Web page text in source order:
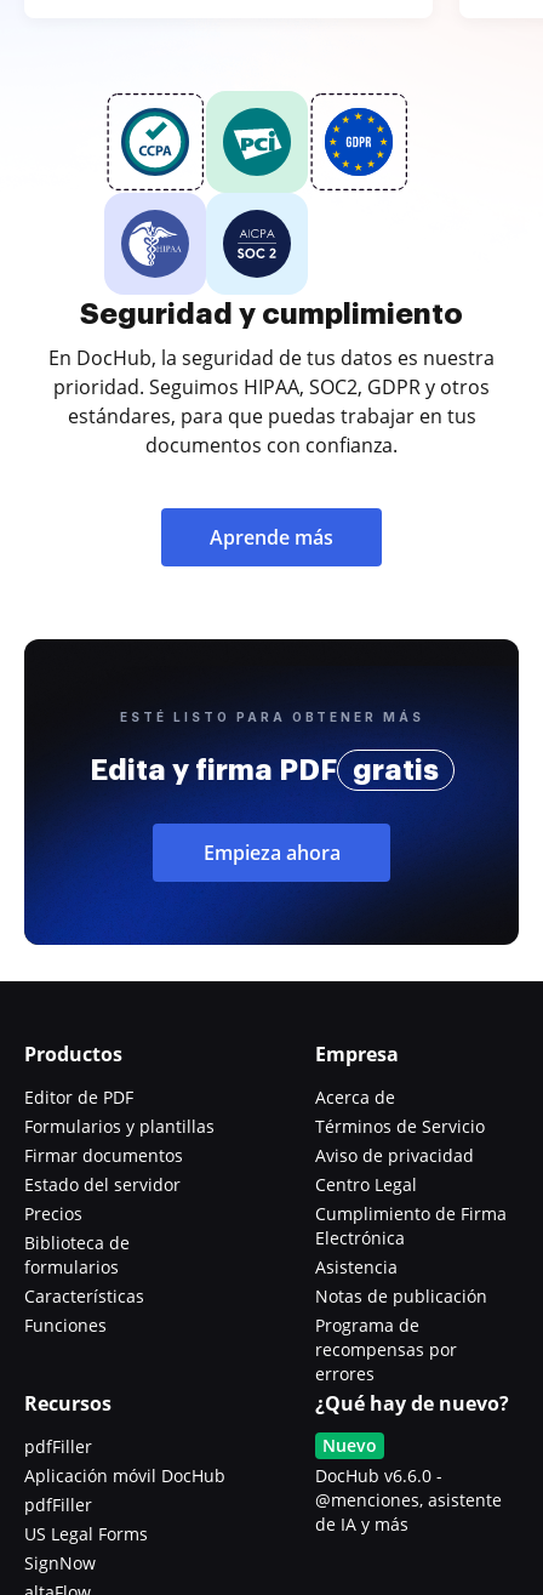
Seguridad y cumplimiento
En DocHub, la seguridad de tus datos es nuestra
prioridad. Seguimos HIPAA, SOC2, GDPR y otros
estándares, para que puedas trabajar en tus
documentos con confianza.
Aprende más
ESTÉ LISTO PARA OBTENER MÁS
Edita y firma PDF gratis
Empieza ahora
Productos
Editor de PDF
Formularios y plantillas
Firmar documentos
Estado del servidor
Precios
Biblioteca de
formularios
Características
Funciones
Empresa
Acerca de
Términos de Servicio
Aviso de privacidad
Centro Legal
Cumplimiento de Firma
Electrónica
Asistencia
Notas de publicación
Programa de
recompensas por
errores
Recursos
pdfFiller
Aplicación móvil DocHub
pdfFiller
US Legal Forms
SignNow
¿Qué hay de nuevo?
Nuevo
DocHub v6.6.0 -
@menciones, asistente
de IA y más